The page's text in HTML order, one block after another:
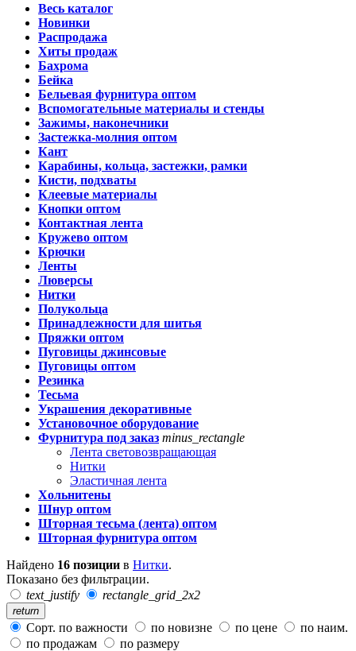
Весь каталог
Новинки
Распродажа
Хиты продаж
Бахрома
Бейка
Бельевая фурнитура оптом
Вспомогательные материалы и стенды
Зажимы, наконечники
Застежка-молния оптом
Кант
Карабины, кольца, застежки, рамки
Кисти, подхваты
Клеевые материалы
Кнопки оптом
Контактная лента
Кружево оптом
Крючки
Ленты
Люверсы
Нитки
Полукольца
Принадлежности для шитья
Пряжки оптом
Пуговицы джинсовые
Пуговицы оптом
Резинка
Тесьма
Украшения декоративные
Установочное оборудование
Фурнитура под заказ minus_rectangle
Лента световозвращающая
Нитки
Эластичная лента
Хольнитены
Шнур оптом
Шторная тесьма (лента) оптом
Шторная фурнитура оптом
Найдено 16 позиции в Нитки.
Показано без фильтрации.
text_justify
rectangle_grid_2x2
return
Сорт. по важности по новизне по цене
по наим.
по продажам
по размеру